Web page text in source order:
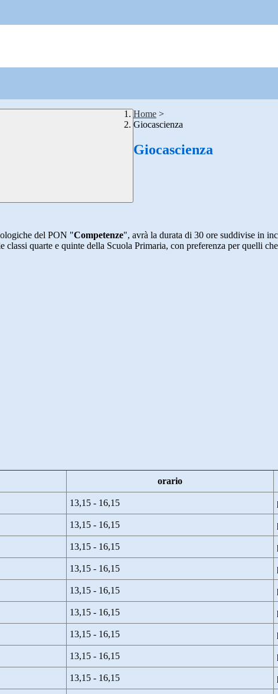
Home >
Giocascienza
Giocascienza
del PON "Competenze", avrà la durata di 30 ore suddivise in
quarte e quinte della Scuola Primaria, con preferenza per quelli
orario
13,15 - 16,15
13,15 - 16,15
13,15 - 16,15
13,15 - 16,15
13,15 - 16,15
13,15 - 16,15
13,15 - 16,15
13,15 - 16,15
13,15 - 16,15